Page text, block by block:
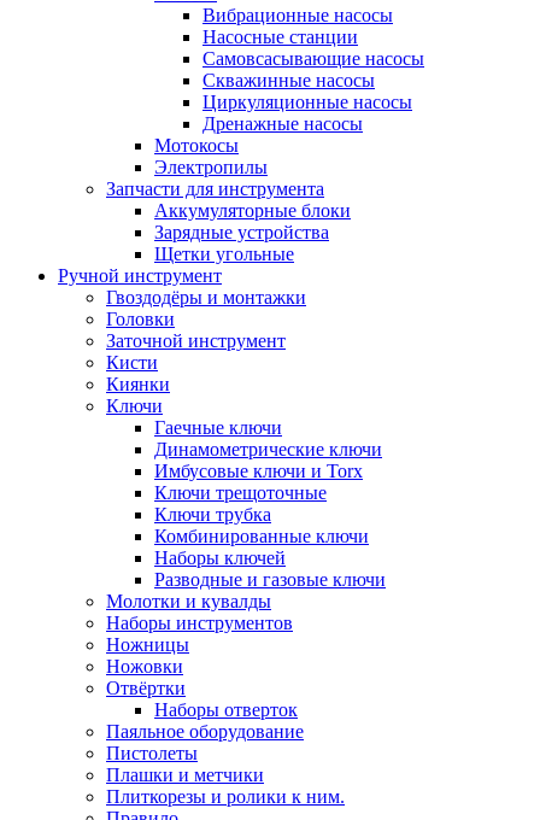
Вибрационные насосы
Насосные станции
Самовсасывающие насосы
Скважинные насосы
Циркуляционные насосы
Дренажные насосы
Мотокосы
Электропилы
Запчасти для инструмента
Аккумуляторные блоки
Зарядные устройства
Щетки угольные
Ручной инструмент
Гвоздодёры и монтажки
Головки
Заточной инструмент
Кисти
Киянки
Ключи
Гаечные ключи
Динамометрические ключи
Имбусовые ключи и Torx
Ключи трещоточные
Ключи трубка
Комбинированные ключи
Наборы ключей
Разводные и газовые ключи
Молотки и кувалды
Наборы инструментов
Ножницы
Ножовки
Отвёртки
Наборы отверток
Паяльное оборудование
Пистолеты
Плашки и метчики
Плиткорезы и ролики к ним.